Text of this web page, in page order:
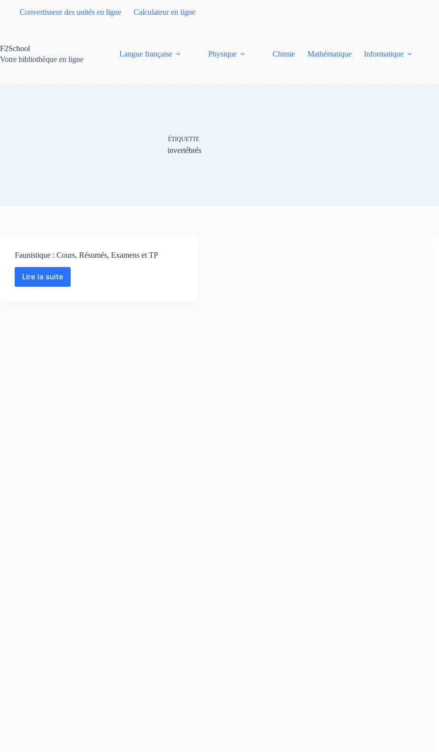
Convertisseur des unités en ligne Calculateur en ligne
F2School
Votre bibliothèque en ligne
Langue française Physique Chimie Mathématique Informatique
ÉTIQUETTE
invertébrés
Faunistique : Cours, Résumés, Examens et TP
Lire la suite
Faunistique